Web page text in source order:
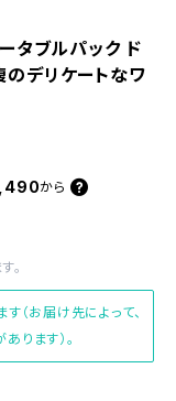
タブルパック ド
のデリケートなワ
から
。
（お届け先によって、
ります）。